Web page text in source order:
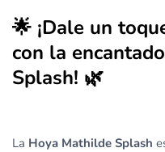
🌟 ¡Dale un
con la
Splash! 🌿
La Hoya Mathilde Splash